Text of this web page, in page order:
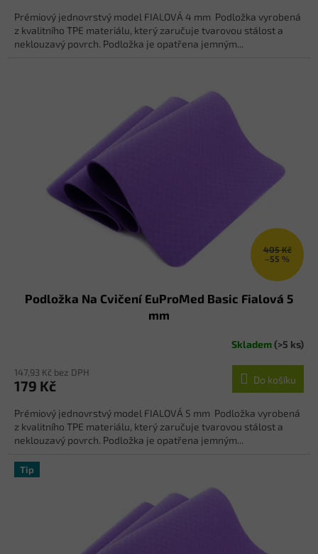
Prémiový jednovrstvý model FIALOVÁ 4 mm Podložka vyrobená
z kvalitního TPE materiálu, který zaručuje tvarovou stálost a
neklouzavý povrch. Podložka je opatřena jemným...
405 Kč
–55 %
Podložka Na Cvičení EuProMed Basic Fialová 5
mm
Skladem(>5 ks)
147,93 Kč bez DPH
179 Kč Do košíku
Prémiový jednovrstvý model FIALOVÁ 5 mm Podložka vyrobená
z kvalitního TPE materiálu, který zaručuje tvarovou stálost a
neklouzavý povrch. Podložka je opatřena jemným...
Tip